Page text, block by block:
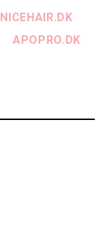
NICEHAIR.DK
APOPRO.DK